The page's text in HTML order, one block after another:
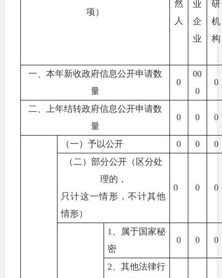
项）
然
人
业
企
业
研
机
构
一、本年新收政府信息公开申请数
量
0
00
0
0
二、上年结转政府信息公开申请数
量
0 0 0
（一）予以公开 0 0
0
（二） 部分公开（区分处
理的，
只计这一情形，不计其他
情形）
0 0 0
1 、属于国家秘
密
0 0 0
2、其他法律行